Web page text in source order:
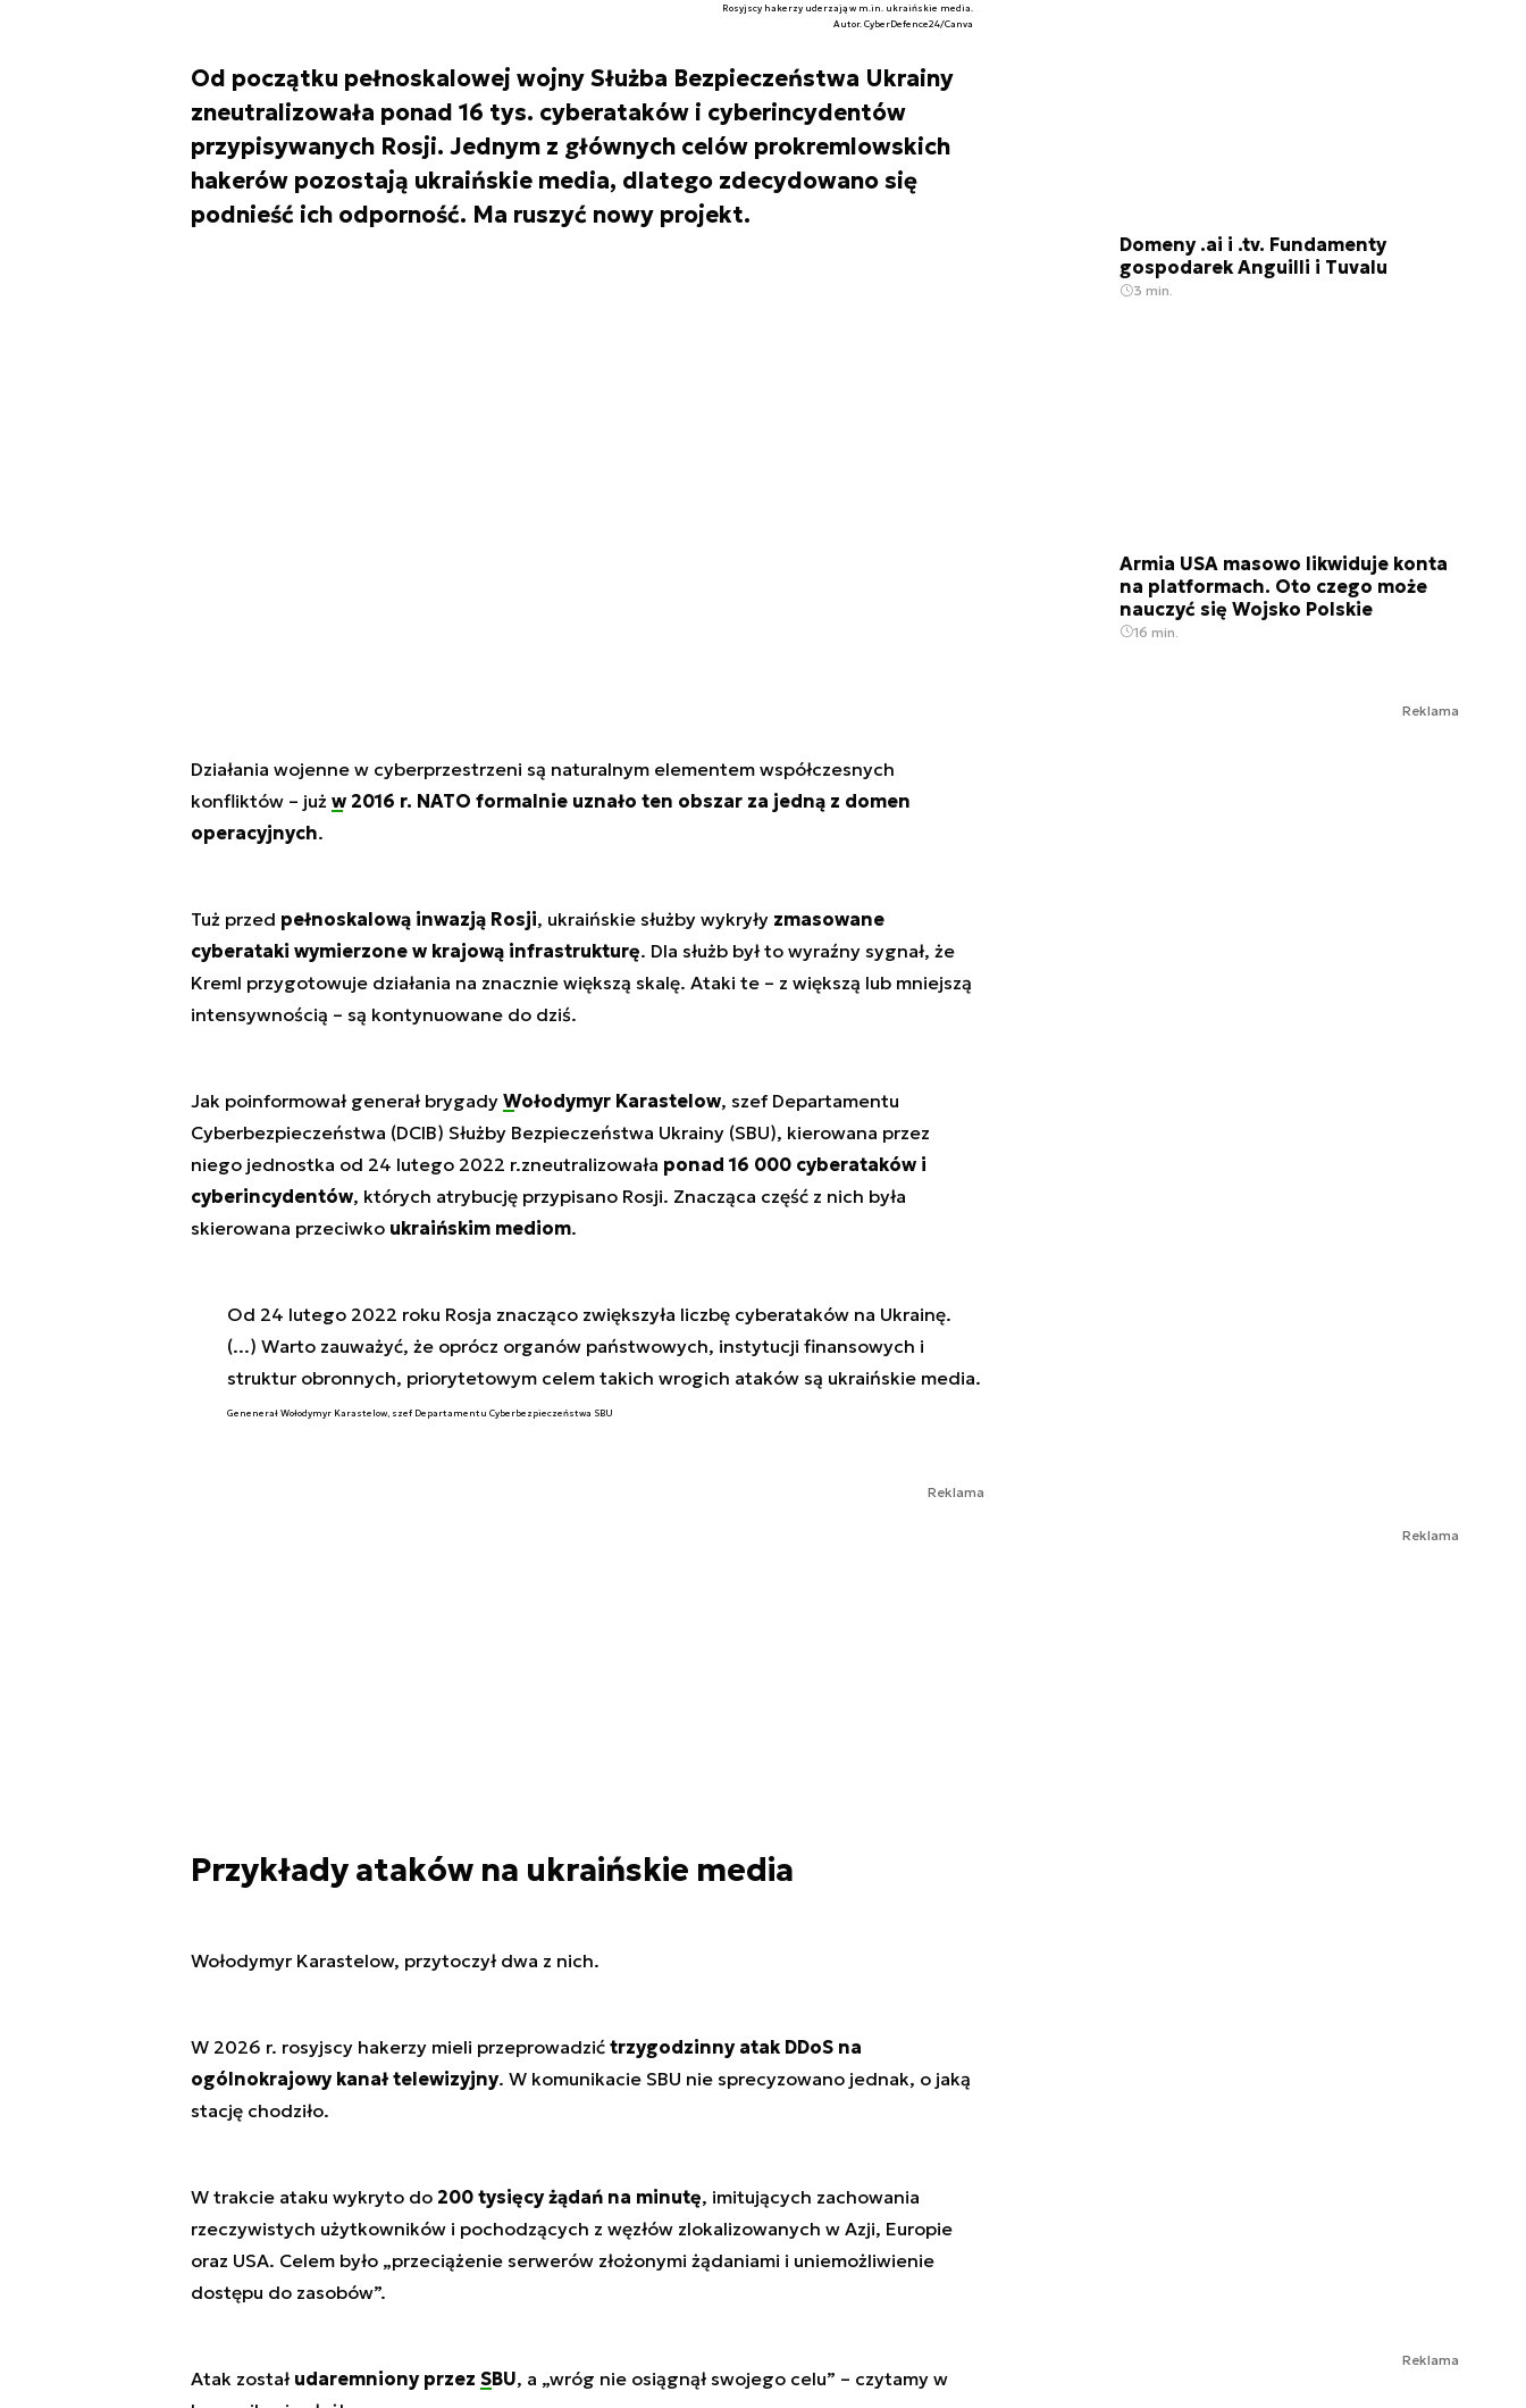
Rosyjscy hakerzy uderzają w m.in. ukraińskie media.
Autor. CyberDefence24/Canva
Od początku pełnoskalowej wojny Służba Bezpieczeństwa Ukrainy
zneutralizowała ponad 16 tys. cyberataków i cyberincydentów
przypisywanych Rosji. Jednym z głównych celów prokremlowskich
hakerów pozostają ukraińskie media, dlatego zdecydowano się
podnieść ich odporność. Ma ruszyć nowy projekt.
Działania wojenne w cyberprzestrzeni są naturalnym elementem współczesnych
konfliktów – już w 2016 r. NATO formalnie uznało ten obszar za jedną z domen
operacyjnych.
Tuż przed pełnoskalową inwazją Rosji, ukraińskie służby wykryły zmasowane
cyberataki wymierzone w krajową infrastrukturę. Dla służb był to wyraźny sygnał, że
Kreml przygotowuje działania na znacznie większą skalę. Ataki te – z większą lub mniejszą
intensywnością – są kontynuowane do dziś.
Jak poinformował generał brygady Wołodymyr Karastelow, szef Departamentu
Cyberbezpieczeństwa (DCIB) Służby Bezpieczeństwa Ukrainy (SBU), kierowana przez
niego jednostka od 24 lutego 2022 r.zneutralizowała ponad 16 000 cyberataków i
cyberincydentów, których atrybucję przypisano Rosji. Znacząca część z nich była
skierowana przeciwko ukraińskim mediom.
Od 24 lutego 2022 roku Rosja znacząco zwiększyła liczbę cyberataków na Ukrainę.
(...) Warto zauważyć, że oprócz organów państwowych, instytucji finansowych i
struktur obronnych, priorytetowym celem takich wrogich ataków są ukraińskie media.
Genenerał Wołodymyr Karastelow, szef Departamentu Cyberbezpieczeństwa SBU
Reklama
Przykłady ataków na ukraińskie media
Wołodymyr Karastelow, przytoczył dwa z nich.
W 2026 r. rosyjscy hakerzy mieli przeprowadzić trzygodzinny atak DDoS na
ogólnokrajowy kanał telewizyjny. W komunikacie SBU nie sprecyzowano jednak, o jaką
stację chodziło.
W trakcie ataku wykryto do 200 tysięcy żądań na minutę, imitujących zachowania
rzeczywistych użytkowników i pochodzących z węzłów zlokalizowanych w Azji, Europie
oraz USA. Celem było „przeciążenie serwerów złożonymi żądaniami i uniemożliwienie
dostępu do zasobów”.
Atak został udaremniony przez SBU, a „wróg nie osiągnął swojego celu” – czytamy w
Domeny .ai i .tv. Fundamenty
gospodarek Anguilli i Tuvalu
3 min.
Armia USA masowo likwiduje konta
na platformach. Oto czego może
nauczyć się Wojsko Polskie
16 min.
Reklama
Reklama
Reklama